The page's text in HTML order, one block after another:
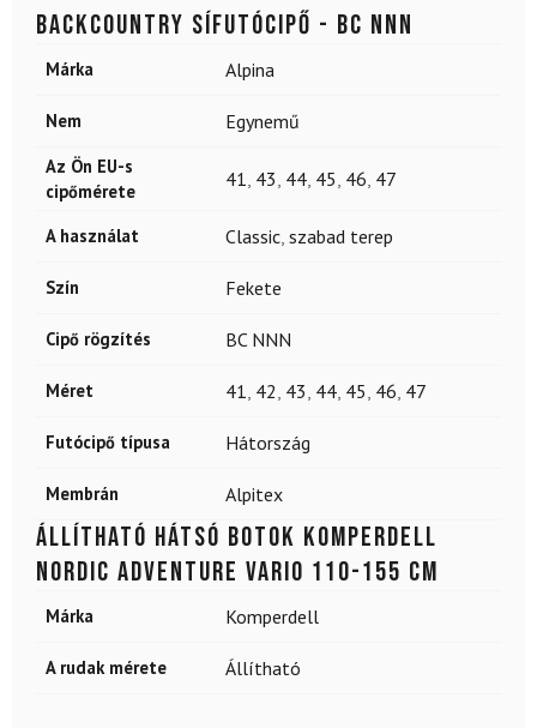
backcountry sífutócipő - BC NNN
Márka Alpina
Nem Egynemű
Az Ön EU-s
cipőmérete
41 43 44 45 46 47
A használat Classic szabad terep
Szín Fekete
Cipő rögzítés BC NNN
Méret 41 42 43 44 45 46 47
Futócipő típusa Hátország
Membrán Alpitex
Állítható hátsó botok KOMPERDELL
Nordic Adventure Vario 110-155 cm
Márka Komperdell
A rudak mérete Állítható